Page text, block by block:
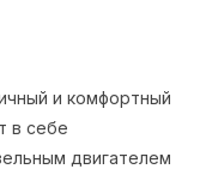
и комфортный
в себе
двигателем